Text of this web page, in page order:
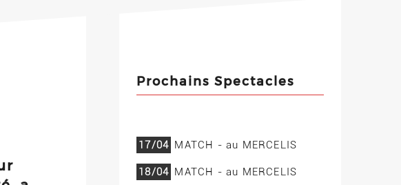
Prochains Spectacles
17/04 MATCH - au MERCELIS
18/04 MATCH - au MERCELIS